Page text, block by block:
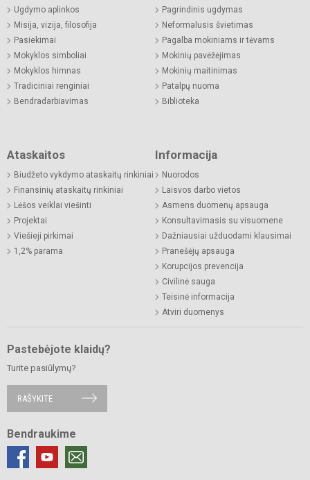
Ugdymo aplinkos
Misija, vizija, filosofija
Pasiekimai
Mokyklos simboliai
Mokyklos himnas
Tradiciniai renginiai
Bendradarbiavimas
Pagrindinis ugdymas
Neformalusis švietimas
Pagalba mokiniams ir tėvams
Mokinių pavėžėjimas
Mokinių maitinimas
Patalpų nuoma
Biblioteka
Ataskaitos
Biudžeto vykdymo ataskaitų rinkiniai
Finansinių ataskaitų rinkiniai
Lėšos veiklai viešinti
Projektai
Viešieji pirkimai
1,2% parama
Informacija
Nuorodos
Laisvos darbo vietos
Asmens duomenų apsauga
Konsultavimasis su visuomene
Dažniausiai užduodami klausimai
Pranešėjų apsauga
Korupcijos prevencija
Civilinė sauga
Teisinė informacija
Atviri duomenys
Pastebėjote klaidų?
Turite pasiūlymų?
RAŠYKITE
Bendraukime